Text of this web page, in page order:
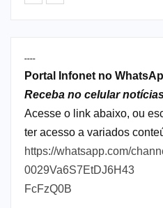
----
Portal Infonet no
Receba no celular
Acesse o link abaixo, ou
ter acesso a variados
https://whatsapp.com/
0029Va6S7EtDJ6H43
FcFzQ0B